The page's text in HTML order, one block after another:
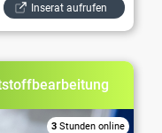
Inserat aufrufen
3 Stunden online